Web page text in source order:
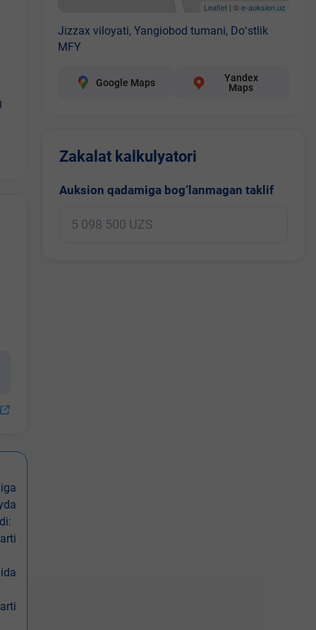
Leaflet| ©e-auksion.uz
Jizzax viloyati, Yangiobod tumani, Doʻstlik
MFY
Google Maps
Yandex
Maps
Zakalat kalkulyatori
Auksion qadamiga bog‘lanmagan taklif